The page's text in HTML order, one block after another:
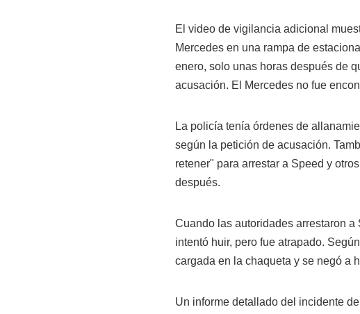
El video de vigilancia adicional
Mercedes en una rampa de
enero, solo unas horas después de
acusación. El Mercedes no fue
La policía tenía órdenes de
según la petición de acusación.
retener" para arrestar a Speed y
después.
Cuando las autoridades arrestaron
intentó huir, pero fue atrapado.
cargada en la chaqueta y se negó a
Un informe detallado del incidente